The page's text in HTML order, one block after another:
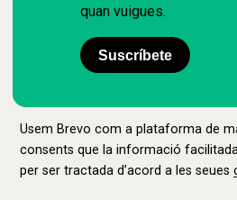
quan vuigues.
Suscríbete
Usem Brevo com a plataforma de
consents que la informació
per ser tractada d’acord a les seues